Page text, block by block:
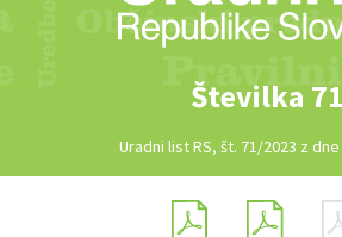
Številka 71
Uradni list RS, št. 71/2023 z dne